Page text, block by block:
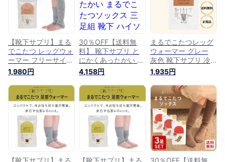
レゼント 厚手 全2色
【靴下サプリ】まる
でこたつ レッグウォ
ーマー フリーサイズ
全4色 冷え対策 レデ
ィース 岡本
1,980円
30％OFF【送料無
料】 靴下サプリ と
にかくあったかい ま
るでこたつソックス
三足組 靴下 ハイソ
ックス レディース
冷え対策 発熱 23-
25cm 全2色
4,158円
まるでこたつレッグ
ウォーマー グレー
灰色 靴下サプリ 冷
え対策 発熱 冷え取
り靴下 あったか 冷
え性グッズ 冬 暖か
い あったかグッズ
冷房対策 防寒 ひえ
とり 冷えとり ギフ
ト こたつ まるで こ
たつレッグウォーマ
ー あったか まるで
コタツ
1,935円
【靴下サプリ】まる
【靴下サプリ】まる
30％OFF【送料無